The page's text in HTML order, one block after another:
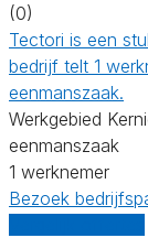
(0)
Tectori is een
bedrijf telt 1
eenmanszaak.
Werkgebied
eenmanszaak
1 werknemer
Bezoek